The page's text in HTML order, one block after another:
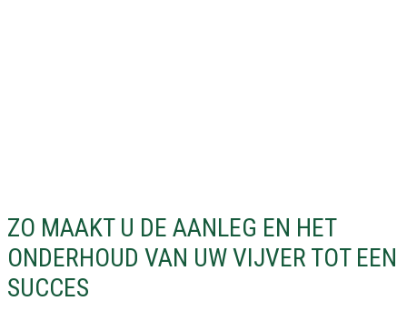
ZO MAAKT U DE AANLEG EN HET
ONDERHOUD VAN UW VIJVER TOT EEN
SUCCES